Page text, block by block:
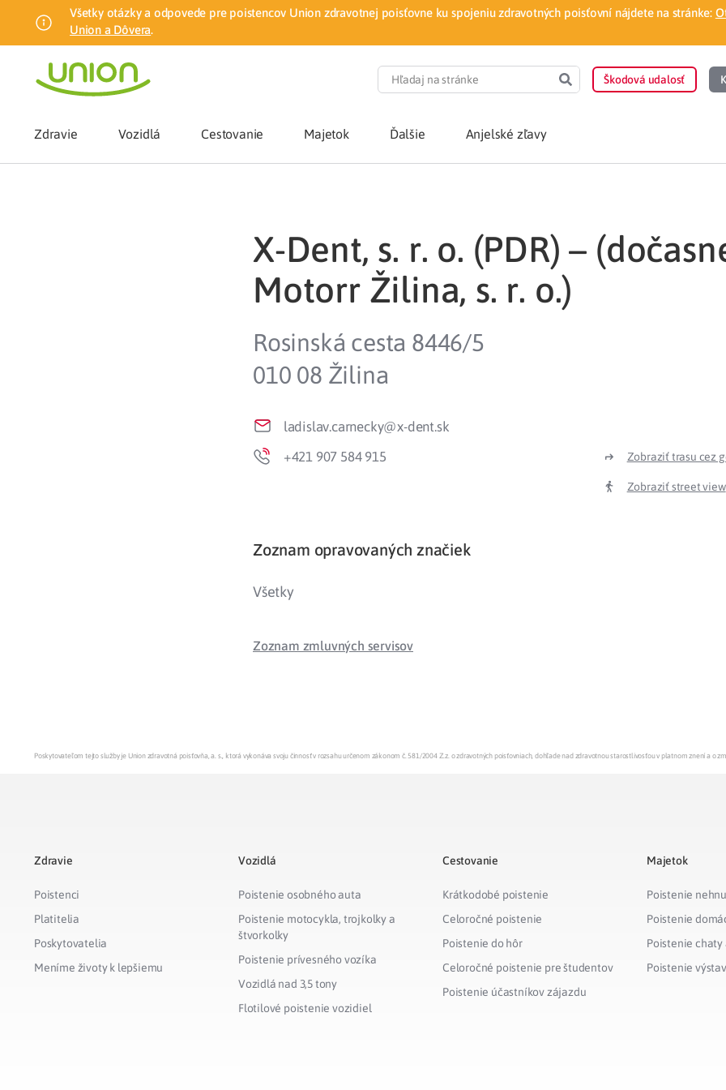
Všetky otázky a odpovede pre poistencov Union zdravotnej poisťovne ku spojeniu zdravotných poisťovní nájdete na stránke:
Union a Dôvera.
Škodová udalosť
Zdravie
Zmena zdravotnej poisťovne
Union mobilná aplikácia
Poistenie novorodenca v pohodlí domova
Som nový
Vozidlá Cestovanie Majetok Ďalšie Anjelské zľavy
X-Dent, s. r. o. (PDR) –
Motorr Žilina, s. r. o.)
Rosinská cesta 8446/5
010 08 Žilina
ladislav.carnecky@x-dent.sk
+421 907 584 915
Zobraziť trasu cez
Zobraziť street view
Zoznam opravovaných značiek
Všetky
Zoznam zmluvných servisov
Poskytovateľom tejto služby je Union zdravotná poisťovňa, a. s., ktorá vykonáva svoju činnosť v rozsahu určenom zákonom č. 581/2004 Z.z. o zdravotných poisťovniach, dohľade nad zdravotnou starostlivosťou v platnom znení a o
Zdravie
Poistenci
Platitelia
Poskytovatelia
Meníme životy k lepšiemu
Vozidlá
Poistenie osobného auta
Poistenie motocykla, trojkolky a
štvorkolky
Poistenie prívesného vozíka
Vozidlá nad 3,5 tony
Flotilové poistenie vozidiel
Cestovanie
Krátkodobé poistenie
Celoročné poistenie
Poistenie do hôr
Celoročné poistenie pre študentov
Poistenie účastníkov zájazdu
Majetok
Poistenie
Poistenie
Poistenie
Poistenie